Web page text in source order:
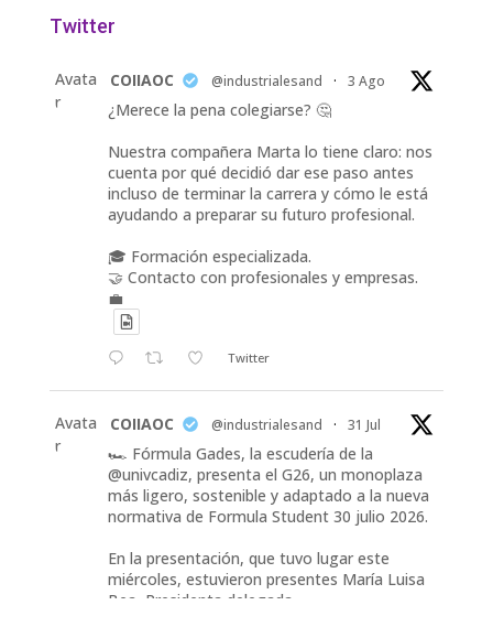
Twitter
Avata
r
COIIAOC @industrialesand · 3 Ago
¿Merece la pena colegiarse? 🤔
Nuestra compañera Marta lo tiene claro: nos
cuenta por qué decidió dar ese paso antes
incluso de terminar la carrera y cómo le está
ayudando a preparar su futuro profesional.
🎓 Formación especializada.
🤝 Contacto con profesionales y empresas.
💼
Twitter
Avata
r
COIIAOC @industrialesand · 31 Jul
🏎️ Fórmula Gades, la escudería de la
@univcadiz, presenta el G26, un monoplaza
más ligero, sostenible y adaptado a la nueva
normativa de Formula Student 30 julio 2026.
En la presentación, que tuvo lugar este
miércoles, estuvieron presentes María Luisa
Bea, Presidenta delegada